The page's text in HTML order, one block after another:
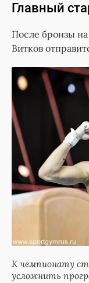
Главный
После бронзы
Витков
К чемпионату
усложнить